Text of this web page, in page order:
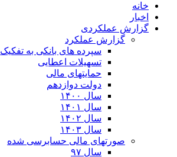
خانه
اخبار
گزارش عملکردی
گزارش عملکرد
سپرده های بانکی به تفکیک
تسهیلات اعطایی
حمایتهای مالی
دولت دوازدهم
سال ۱۴۰۰
سال ۱۴۰۱
سال ۱۴۰۲
سال ۱۴۰۳
صورتهای مالی حسابرسی شده
سال ۹۷